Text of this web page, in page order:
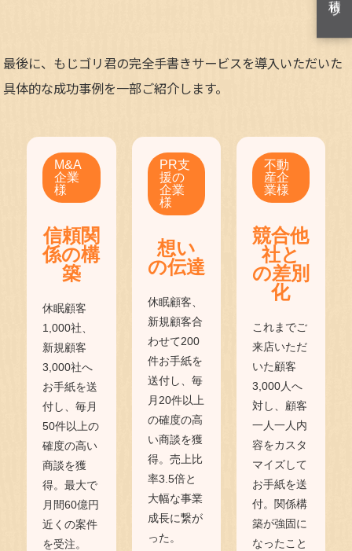
最後に、もじゴリ君の完全手書きサービスを導入いただいた
具体的な成功事例を一部ご紹介します。
M&A
企業
様
信頼関
係の構
築
休眠顧客
1,000社、
新規顧客
3,000社へ
お手紙を送
付し、毎月
50件以上の
確度の高い
商談を獲
得。最大で
月間60億円
近くの案件
を受注。
PR支
援の
企業
様
想い
の伝達
休眠顧客、
新規顧客合
わせて200
件お手紙を
送付し、毎
月20件以上
の確度の高
い商談を獲
得。売上比
率3.5倍と
大幅な事業
成長に繋が
った。
不動
産企
業様
競合他
社と
の差別
化
これまでご
来店いただ
いた顧客
3,000人へ
対し、顧客
一人一人内
容をカスタ
マイズして
お手紙を送
付。関係構
築が強固に
なったこと